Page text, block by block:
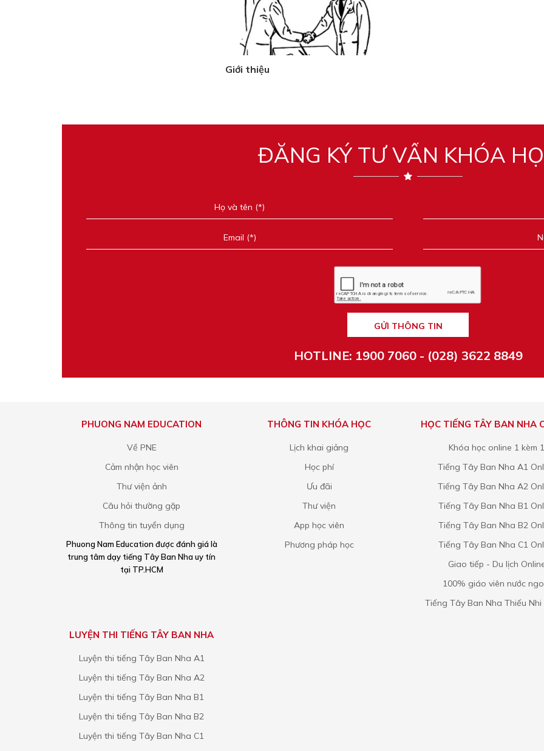
Giới thiệu
ĐĂNG KÝ TƯ VẤN KHÓA
GỬI THÔNG TIN
HOTLINE: 1900 7060 - (028) 3622 8849
PHUONG NAM EDUCATION
Về PNE
Cảm nhận học viên
Thư viện ảnh
Câu hỏi thường gặp
Thông tin tuyển dụng
Phuong Nam Education được đánh giá là
trung tâm dạy tiếng Tây Ban Nha uy tín
tại TP.HCM
THÔNG TIN KHÓA HỌC
Lịch khai giảng
Học phí
Ưu đãi
Thư viện
App học viên
Phương pháp học
HỌC TIẾNG TÂY BAN NHA
Khóa học online 1 kèm
Tiếng Tây Ban Nha A1
Tiếng Tây Ban Nha A2
Tiếng Tây Ban Nha B1
Tiếng Tây Ban Nha B2
Tiếng Tây Ban Nha C1
Giao tiếp - Du lịch
100% giáo viên nước
Tiếng Tây Ban Nha Thiếu Nhi
LUYỆN THI TIẾNG TÂY BAN NHA
Luyện thi tiếng Tây Ban Nha A1
Luyện thi tiếng Tây Ban Nha A2
Luyện thi tiếng Tây Ban Nha B1
Luyện thi tiếng Tây Ban Nha B2
Luyện thi tiếng Tây Ban Nha C1